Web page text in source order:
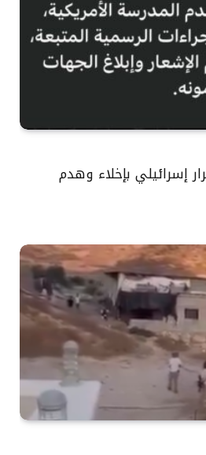
إسرائيلي بإخلاء وهدم